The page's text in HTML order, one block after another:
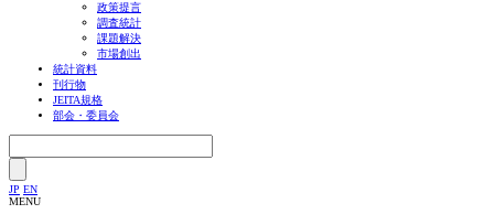
政策提言
調査統計
課題解決
市場創出
統計資料
刊行物
JEITA規格
部会・委員会
JP EN
MENU